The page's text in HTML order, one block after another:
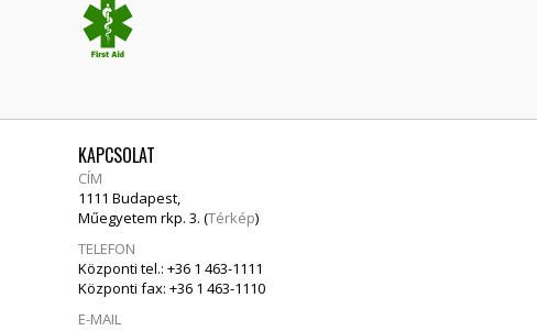
KAPCSOLAT
CÍM
1111 Budapest,
Műegyetem rkp. 3. (Térkép)
TELEFON
Központi tel.: +36 1 463-1111
Központi fax: +36 1 463-1110
E-MAIL